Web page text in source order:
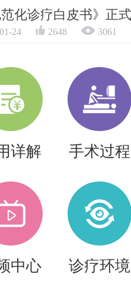
范化诊疗白皮书》正
24 2648 3061
详解 手术过程
中心 诊疗环境